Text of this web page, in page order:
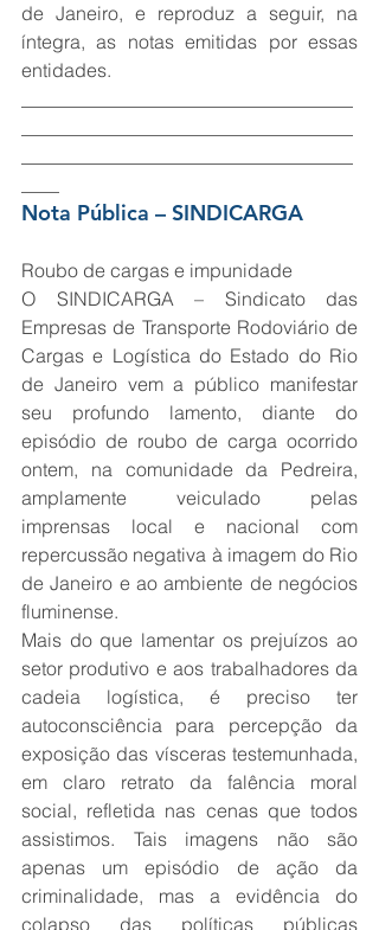
de Janeiro, e reproduz a seguir, na
íntegra, as notas emitidas por essas
entidades.
Nota Pública – SINDICARGA
Roubo de cargas e impunidade
O SINDICARGA – Sindicato das
Empresas de Transporte Rodoviário de
Cargas e Logística do Estado do Rio
de Janeiro vem a público manifestar
seu profundo lamento, diante do
episódio de roubo de carga ocorrido
ontem, na comunidade da Pedreira,
amplamente veiculado pelas
imprensas local e nacional com
repercussão negativa à imagem do Rio
de Janeiro e ao ambiente de negócios
fluminense.
Mais do que lamentar os prejuízos ao
setor produtivo e aos trabalhadores da
cadeia logística, é preciso ter
autoconsciência para percepção da
exposição das vísceras testemunhada,
em claro retrato da falência moral
social, refletida nas cenas que todos
assistimos. Tais imagens não são
apenas um episódio de ação da
criminalidade, mas a evidência do
colapso das políticas públicas